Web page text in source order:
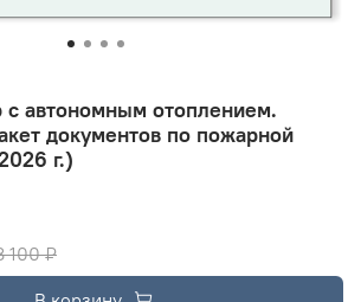
с автономным отоплением.
документов по пожарной
г.)
100 ₽